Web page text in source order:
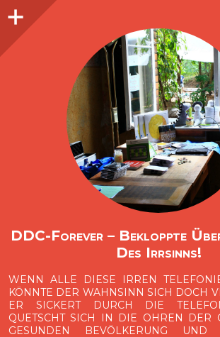
O
p
e
n
i
d
e
b
a
DDC-Forever – Bekloppte
Des Irrsinns!
WENN ALLE DIESE IRREN
KÖNNTE DER WAHNSINN SICH DOCH
ER SICKERT DURCH DIE
QUETSCHT SICH IN DIE OHREN DER
GESUNDEN BEVÖLKERUNG UND
Seitenleiste